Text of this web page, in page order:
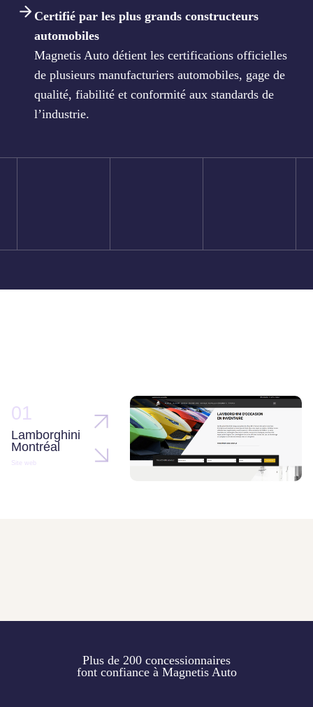
Certifié par les plus grands constructeurs
automobiles
Magnetis Auto détient les certifications officielles
de plusieurs manufacturiers automobiles, gage de
qualité, fiabilité et conformité aux standards de
l’industrie.
01
Lamborghini
Montréal
Site web
Plus de 200 concessionnaires
font confiance à Magnetis Auto